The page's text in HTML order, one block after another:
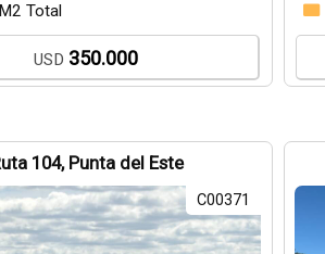
Total
USD 350.000
104, Punta del Este
C00371